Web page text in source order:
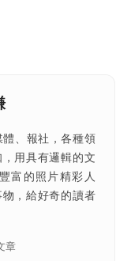
、報社，各種領
用具有邏輯的文
富的照片精彩人
，給好奇的讀者
章